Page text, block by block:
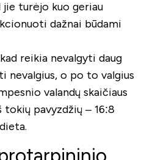
turėjo kuo geriau
dažnai būdami
reikia nevalgyti daug
nevalgius, o po to valgius
valandų skaičiaus
tokių pavyzdžių – 16:8